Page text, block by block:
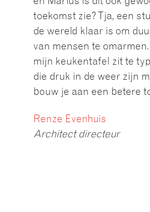
toekomst zie? Tja, een
de wereld klaar is om
van mensen te
mijn keukentafel zit te
die druk in de weer zijn
bouw je aan een betere
Renze Evenhuis
Architect directeur